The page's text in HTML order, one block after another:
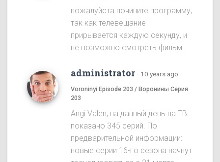
пожалуйста почините программу,
так как телевещание
прирывается каждую секунду, и
не возможно смотреть фильм
administrator · 10 years ago
Voroninyi Episode 203 / Воронины Серия
203
Angi Valen, на данный день на ТВ
показано 345 серий. По
предварительной информации:
новые серии 16-го сезона начнут